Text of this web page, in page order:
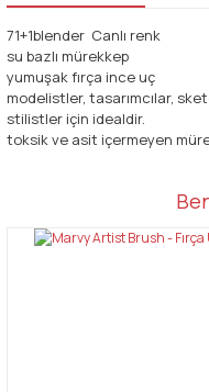
71+1blender Canlı renk
su bazlı mürekkep
yumuşak fırça ince uç
modelistler, tasarımcılar,
stilistler için idealdir.
toksik ve asit içermeyen
Bu
Bu ürünün fiyat bilgisi,
tarafımıza iletebilirsiniz.